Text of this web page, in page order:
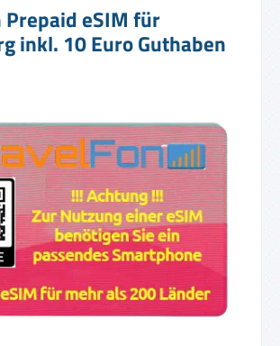
Prepaid eSIM für
inkl. 10 Euro Guthaben